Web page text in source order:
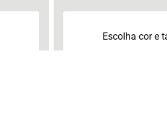
Escolha cor e